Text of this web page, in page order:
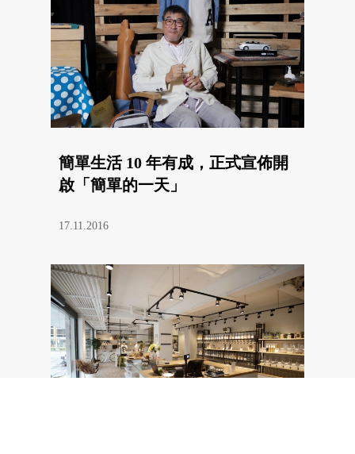
簡單生活 10 年有成，正式宣佈開
啟「簡單的一天」
17.11.2016